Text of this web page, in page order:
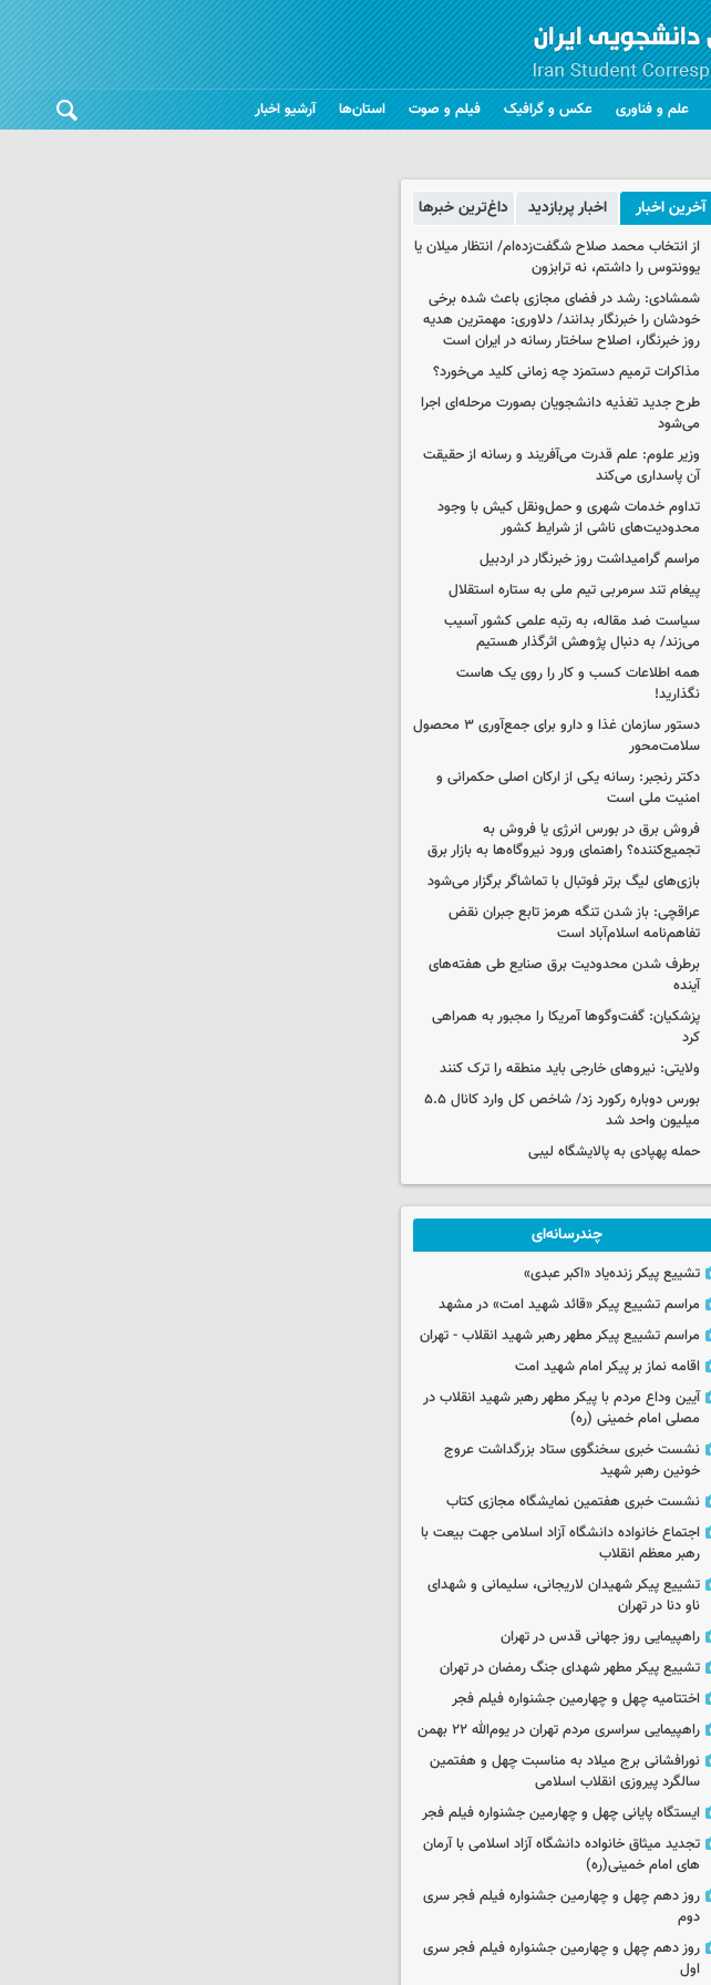
علم و فناوری عکس و گرافیک فیلم و صوت استان‌ها آرشیو اخبار
آخرین اخبار اخبار پربازدید داغ‌ترین خبرها
از انتخاب محمد صلاح شگفت‌زده‌ام/ انتظار میلان یا
یوونتوس را داشتم، نه ترابزون
شمشادی: رشد در فضای مجازی باعث شده برخی
خودشان را خبرنگار بدانند/ دلاوری: مهمترین هدیه‌
روز خبرنگار، اصلاح ساختار رسانه در ایران است
مذاکرات ترمیم دستمزد چه زمانی کلید می‌خورد؟
طرح جدید تغذیه دانشجویان بصورت مرحله‌ای اجرا
می‌شود
وزیر علوم: علم قدرت می‌آفریند و رسانه از حقیقت
آن پاسداری می‌کند
تداوم خدمات شهری و حمل‌ونقل کیش با وجود
محدودیت‌های ناشی از شرایط کشور
مراسم گرامیداشت روز خبرنگار در اردبیل
پیغام تند سرمربی تیم ملی به ستاره استقلال
سیاست ضد مقاله، به رتبه علمی کشور آسیب
می‌زند/ به دنبال پژوهش اثرگذار هستیم
همه اطلاعات کسب‌ و کار را روی یک هاست
نگذارید!
دستور سازمان غذا و دارو برای جمع‌آوری ۳ محصول
سلامت‌محور
دکتر رنجبر: رسانه یکی از ارکان اصلی حکمرانی و
امنیت ملی است
فروش برق در بورس انرژی یا فروش به
تجمیع‌کننده؟ راهنمای ورود نیروگاه‌ها به بازار برق
بازی‌های لیگ برتر فوتبال با تماشاگر برگزار می‌شود
عراقچی: باز شدن تنگه هرمز تابع جبران نقض
تفاهم‌نامه اسلام‌آباد است
برطرف شدن محدودیت‌ برق صنایع طی هفته‌های
آینده
پزشکیان: گفت‌وگوها آمریکا را مجبور به همراهی
کرد
ولایتی: نیروهای خارجی باید منطقه را ترک کنند
بورس دوباره رکورد زد/ شاخص کل وارد کانال ۵.۵
میلیون واحد شد
حمله پهپادی به پالایشگاه لیبی
چندرسانه‌ای
تشییع پیکر زنده‌یاد «اکبر عبدی»
مراسم تشییع پیکر «قائد شهید امت» در مشهد
مراسم تشییع پیکر مطهر رهبر شهید انقلاب - تهران
اقامه نماز بر پیکر امام شهید امت
آیین وداع مردم با پیکر مطهر رهبر شهید انقلاب در
مصلی امام خمینی (ره)
نشست خبری سخنگوی ستاد بزرگداشت عروج
خونین رهبر شهید
نشست خبری هفتمین نمایشگاه مجازی کتاب
اجتماع خانواده دانشگاه آزاد اسلامی جهت بیعت با
رهبر معظم انقلاب
تشییع پیکر شهیدان لاریجانی، سلیمانی و شهدای
ناو دنا در تهران
راهپیمایی روز جهانی قدس در تهران
تشییع پیکر مطهر شهدای جنگ رمضان در تهران
اختتامیه چهل و چهارمین جشنواره فیلم فجر
راهپیمایی سراسری مردم تهران در یوم‌الله ۲۲ بهمن
نورافشانی برج میلاد به مناسبت چهل‌ و هفتمین
سالگرد پیروزی انقلاب اسلامی
ایستگاه پایانی چهل و چهارمین جشنواره فیلم فجر
تجدید میثاق خانواده دانشگاه آزاد اسلامی با آرمان
های امام خمینی(ره)
روز دهم چهل و چهارمین جشنواره فیلم فجر سری
دوم
روز دهم چهل و چهارمین جشنواره فیلم فجر سری
اول